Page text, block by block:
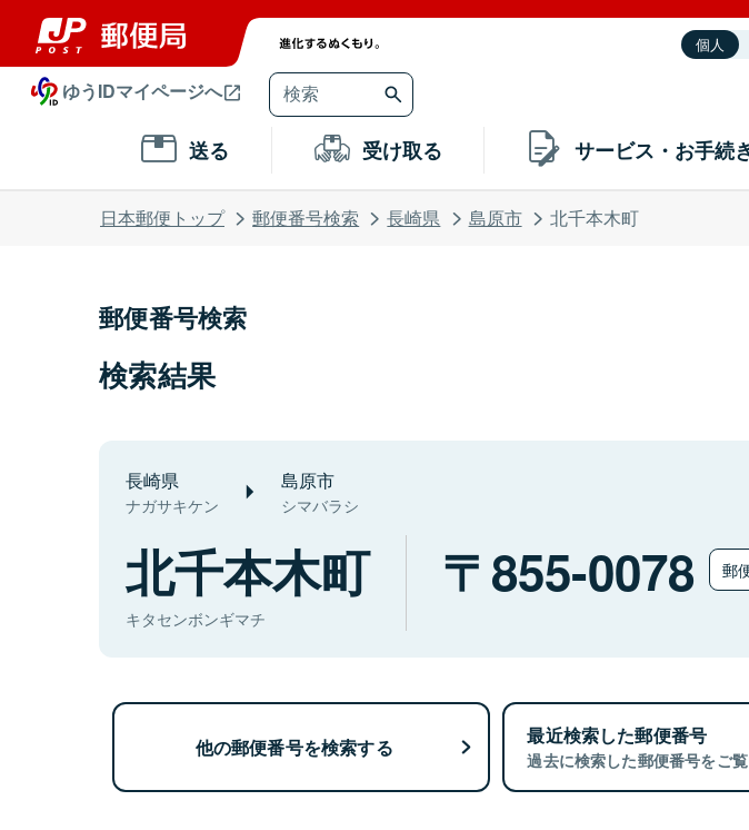
個人
ゆうIDマイページへ
送る 受け取る サービス・お手続
日本郵便トップ 郵便番号検索 長崎県 島原市 北千本木町
郵便番号検索
検索結果
長崎県
ナガサキケン
島原市
シマバラシ
北千本木町
キタセンボンギマチ
855-0078 郵
他の郵便番号を検索する 最近検索した郵便番号
過去に検索した郵便番号をご覧